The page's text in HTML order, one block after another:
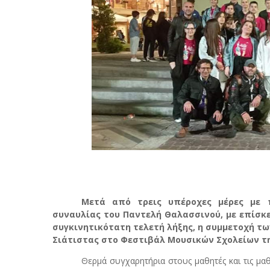
Μετά από τρεις υπέροχες μέρες με
συναυλίας του Παντελή Θαλασσινού, με
συγκινητικότατη τελετή λήξης, η συμμετοχή
Σιάτιστας στο Φεστιβάλ Μουσικών Σχολείων
Θερμά συγχαρητήρια στους μαθητές και τις